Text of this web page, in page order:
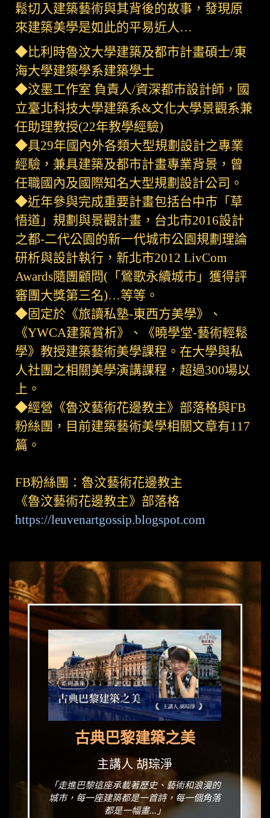
鬆切入建築藝術與其背後的故事，發現原
來建築美學是如此的平易近人…
◆比利時魯汶大學建築及都市計畫碩士/東
海大學建築學系建築學士
◆汶墨工作室 負責人/資深都市設計師，國
立臺北科技大學建築系&文化大學景觀系兼
任助理教授(22年教學經驗)
◆具29年國內外各類大型規劃設計之專業
經驗，兼具建築及都市計畫專業背景，曾
任職國內及國際知名大型規劃設計公司。
◆近年參與完成重要計畫包括台中市「草
悟道」規劃與景觀計畫，台北市2016設計
之都-二代公園的新一代城市公園規劃理論
研析與設計執行，新北市2012 LivCom
Awards隨團顧問(「鶯歌永續城市」獲得評
審團大獎第三名)…等等。
◆固定於《旅讀私塾-東西方美學》、
《YWCA建築賞析》、《曉學堂-藝術輕鬆
學》教授建築藝術美學課程。在大學與私
人社團之相關美學演講課程，超過300場以
上。
◆經營《魯汶藝術花邊教主》部落格與FB
粉絲團，目前建築藝術美學相關文章有117
篇。
FB粉絲團：魯汶藝術花邊教主
《魯汶藝術花邊教主》部落格
https://leuvenartgossip.blogspot.com
古典巴黎建築之美
主講人 胡琮淨
「走進巴黎這座承載著歷史、藝術和浪漫的
城市，每一座建築都是一首詩，每一個角落
都是一幅畫...」